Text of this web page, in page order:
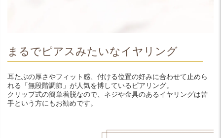
まるでピアスみたいなイヤリング
耳たぶの厚さやフィット感、付ける位置の好みに合わせて止めら
れる「無段階調節」が人気を博しているピアリング。
クリップ式の簡単着脱なので、ネジや金具のあるイヤリングは苦
手という方にもお勧めです。